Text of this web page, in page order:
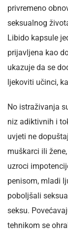
privremeno
seksualnog
Libido kapsule
prijavljena kao
ukazuje da se
ljekoviti učinci,
No istraživanja
niz adiktivnih i
uvjeti ne
muškarci ili
uzroci
penisom, mladi
poboljšali
seksu.
tehnikom se